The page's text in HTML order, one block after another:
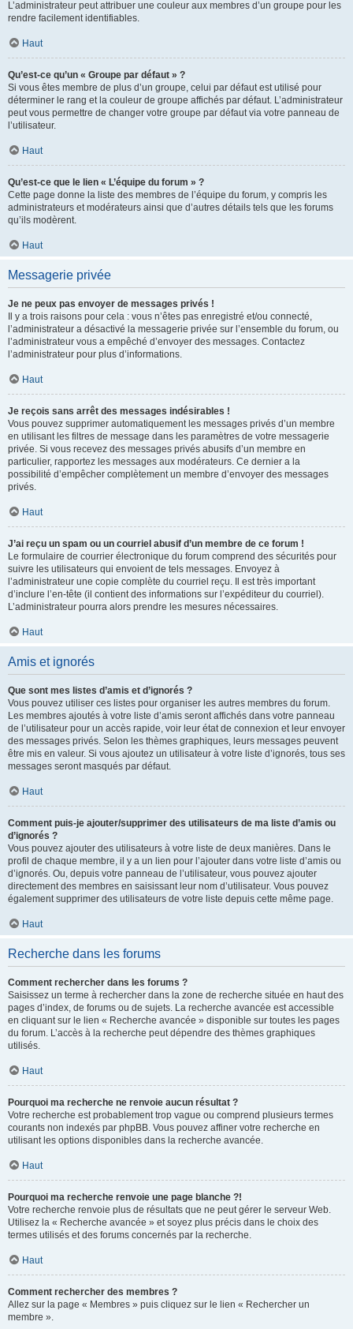
L’administrateur peut attribuer une couleur aux membres d’un groupe pour les
rendre facilement identifiables.
Haut
Qu’est-ce qu’un « Groupe par défaut » ?
Si vous êtes membre de plus d’un groupe, celui par défaut est utilisé pour
déterminer le rang et la couleur de groupe affichés par défaut. L’administrateur
peut vous permettre de changer votre groupe par défaut via votre panneau de
l’utilisateur.
Haut
Qu’est-ce que le lien « L’équipe du forum » ?
Cette page donne la liste des membres de l’équipe du forum, y compris les
administrateurs et modérateurs ainsi que d’autres détails tels que les forums
qu’ils modèrent.
Haut
Messagerie privée
Je ne peux pas envoyer de messages privés !
Il y a trois raisons pour cela : vous n’êtes pas enregistré et/ou connecté,
l’administrateur a désactivé la messagerie privée sur l’ensemble du forum, ou
l’administrateur vous a empêché d’envoyer des messages. Contactez
l’administrateur pour plus d’informations.
Haut
Je reçois sans arrêt des messages indésirables !
Vous pouvez supprimer automatiquement les messages privés d’un membre
en utilisant les filtres de message dans les paramètres de votre messagerie
privée. Si vous recevez des messages privés abusifs d’un membre en
particulier, rapportez les messages aux modérateurs. Ce dernier a la
possibilité d’empêcher complètement un membre d’envoyer des messages
privés.
Haut
J’ai reçu un spam ou un courriel abusif d’un membre de ce forum !
Le formulaire de courrier électronique du forum comprend des sécurités pour
suivre les utilisateurs qui envoient de tels messages. Envoyez à
l’administrateur une copie complète du courriel reçu. Il est très important
d’inclure l’en-tête (il contient des informations sur l’expéditeur du courriel).
L’administrateur pourra alors prendre les mesures nécessaires.
Haut
Amis et ignorés
Que sont mes listes d’amis et d’ignorés ?
Vous pouvez utiliser ces listes pour organiser les autres membres du forum.
Les membres ajoutés à votre liste d’amis seront affichés dans votre panneau
de l’utilisateur pour un accès rapide, voir leur état de connexion et leur envoyer
des messages privés. Selon les thèmes graphiques, leurs messages peuvent
être mis en valeur. Si vous ajoutez un utilisateur à votre liste d’ignorés, tous ses
messages seront masqués par défaut.
Haut
Comment puis-je ajouter/supprimer des utilisateurs de ma liste d’amis ou
d’ignorés ?
Vous pouvez ajouter des utilisateurs à votre liste de deux manières. Dans le
profil de chaque membre, il y a un lien pour l’ajouter dans votre liste d’amis ou
d’ignorés. Ou, depuis votre panneau de l’utilisateur, vous pouvez ajouter
directement des membres en saisissant leur nom d’utilisateur. Vous pouvez
également supprimer des utilisateurs de votre liste depuis cette même page.
Haut
Recherche dans les forums
Comment rechercher dans les forums ?
Saisissez un terme à rechercher dans la zone de recherche située en haut des
pages d’index, de forums ou de sujets. La recherche avancée est accessible
en cliquant sur le lien « Recherche avancée » disponible sur toutes les pages
du forum. L’accès à la recherche peut dépendre des thèmes graphiques
utilisés.
Haut
Pourquoi ma recherche ne renvoie aucun résultat ?
Votre recherche est probablement trop vague ou comprend plusieurs termes
courants non indexés par phpBB. Vous pouvez affiner votre recherche en
utilisant les options disponibles dans la recherche avancée.
Haut
Pourquoi ma recherche renvoie une page blanche ?!
Votre recherche renvoie plus de résultats que ne peut gérer le serveur Web.
Utilisez la « Recherche avancée » et soyez plus précis dans le choix des
termes utilisés et des forums concernés par la recherche.
Haut
Comment rechercher des membres ?
Allez sur la page « Membres » puis cliquez sur le lien « Rechercher un
membre ».